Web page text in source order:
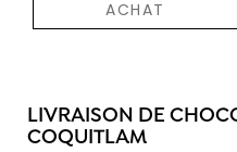
ACHAT
LIVRAISON DE
COQUITLAM